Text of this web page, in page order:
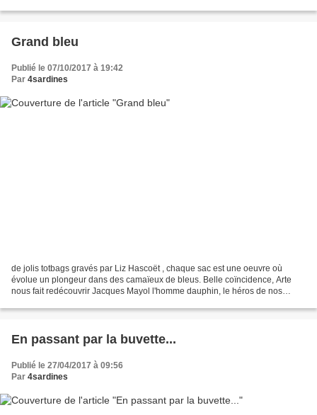
Grand bleu
Publié le 07/10/2017 à 19:42
Par 4sardines
de jolis totbags gravés par Liz Hascoët , chaque sac est une oeuvre où
évolue un plongeur dans des camaïeux de bleus. Belle coïncidence, Arte
nous fait redécouvrir Jacques Mayol l'homme dauphin, le héros de nos
En passant par la buvette...
Publié le 27/04/2017 à 09:56
Par 4sardines